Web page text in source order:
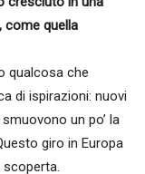
come quella
qualcosa che
di ispirazioni: nuovi
un po’ la
giro in Europa
scoperta.